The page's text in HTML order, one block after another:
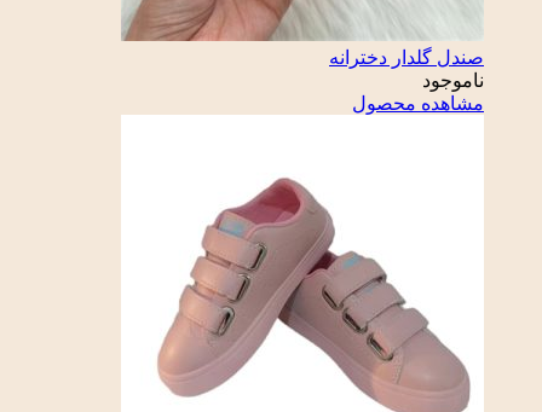
صندل گلدار دخترانه
ناموجود
مشاهده محصول